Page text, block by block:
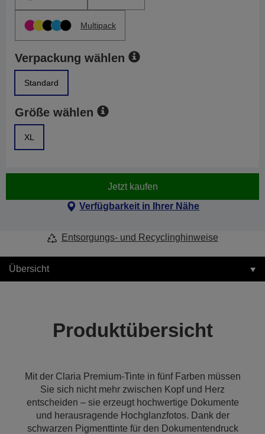
Multipack
Verpackung wählen
Standard
Größe wählen
XL
Jetzt kaufen
Verfügbarkeit in Ihrer Nähe
Entsorgungs- und Recyclinghinweise
Übersicht
Produktübersicht
Mit der Claria Premium-Tinte in fünf Farben müssen
Sie sich nicht mehr zwischen Kopf und Herz
entscheiden – sie erzeugt hochwertige Dokumente
und herausragende Hochglanzfotos. Dank der
schwarzen Pigmenttinte für den Dokumentendruck